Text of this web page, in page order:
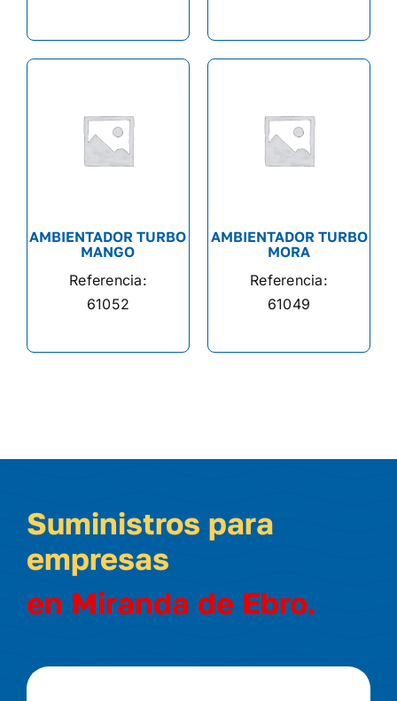
AMBIENTADOR TURBO
MANGO
Referencia:
61052
AMBIENTADOR TURBO
MORA
Referencia:
61049
Suministros para
empresas
en Miranda de Ebro.